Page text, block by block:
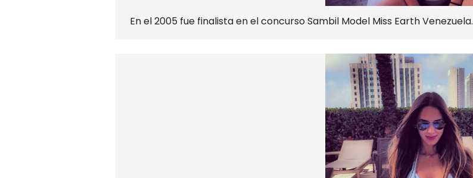
En el 2005 fue finalista en el concurso Sambil Model Miss Earth Venezuela.